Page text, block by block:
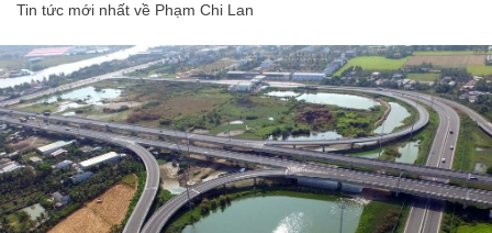
Tin tức mới nhất về Phạm Chi Lan